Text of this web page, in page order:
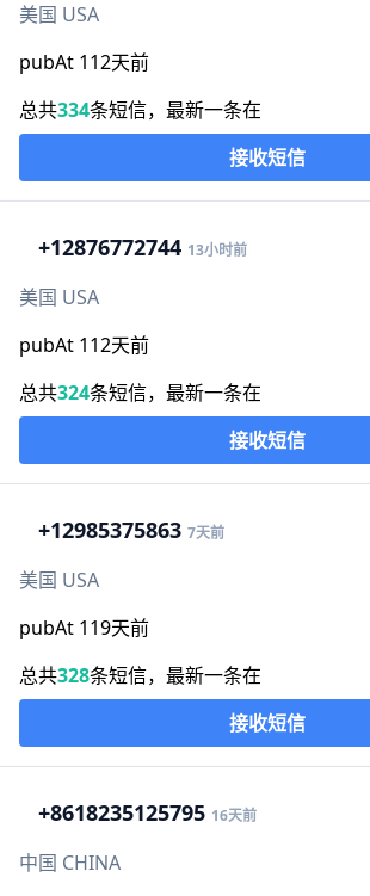
美国 USA
pubAt 112天前
总共334条短信，最新一条在
接收短信
+12876772744 13小时前
美国 USA
pubAt 112天前
总共324条短信，最新一条在
接收短信
+12985375863 7天前
美国 USA
pubAt 119天前
总共328条短信，最新一条在
接收短信
+8618235125795 16天前
中国 CHINA